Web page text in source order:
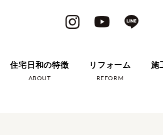
住宅日和の特徴
ABOUT
リフォーム
REFORM
施